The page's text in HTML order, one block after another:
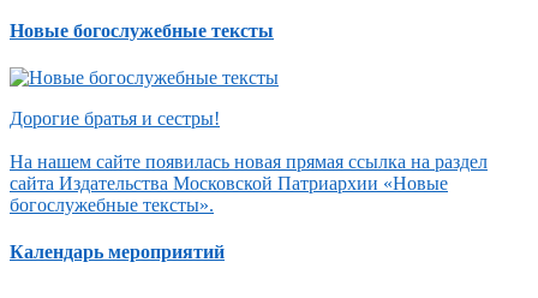
Новые богослужебные тексты
Дорогие братья и сестры!
На нашем сайте появилась новая прямая ссылка на раздел
сайта Издательства Московской Патриархии «Новые
богослужебные тексты».
Календарь мероприятий